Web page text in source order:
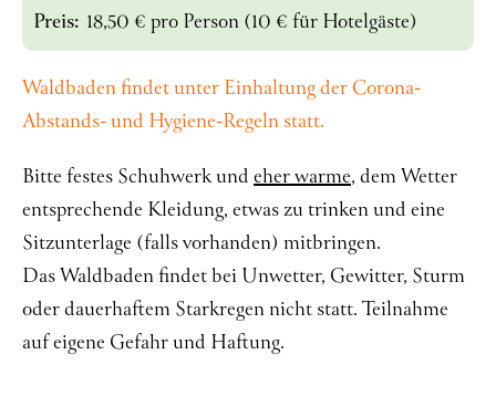
Preis: 18,50 € pro Person (10 € für Hotelgäste)
Waldbaden findet unter Einhaltung der Corona-
Abstands- und Hygiene-Regeln statt.
Bitte festes Schuhwerk undeher warme, dem Wetter
entsprechende Kleidung, etwas zu trinken und eine
Sitzunterlage (falls vorhanden) mitbringen.
Das Waldbaden findet bei Unwetter, Gewitter, Sturm
oder dauerhaftem Starkregen nicht statt. Teilnahme
auf eigene Gefahr und Haftung.